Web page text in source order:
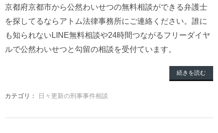
京都府京都市から公然わいせつの無料相談ができる弁護士
を探してるならアトム法律事務所にご連絡ください。誰に
も知られないLINE無料相談や24時間つながるフリーダイヤ
ルで公然わいせつと勾留の相談を受付ています。
続きを読む
カテゴリ： 日々更新の刑事事件相談